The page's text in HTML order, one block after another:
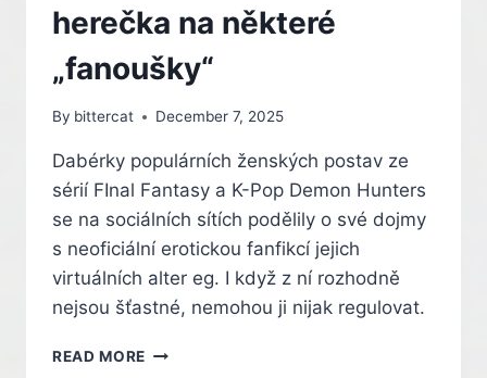
herečka na některé
„fanoušky“
By bittercat December 7, 2025
Dabérky populárních ženských postav ze
sérií FInal Fantasy a K-Pop Demon Hunters
se na sociálních sítích podělily o své dojmy
s neoficiální erotickou fanfikcí jejich
virtuálních alter eg. I když z ní rozhodně
nejsou šťastné, nemohou ji nijak regulovat.
READ MORE VAŠE